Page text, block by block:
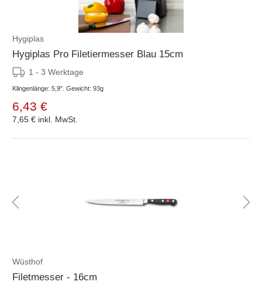
Hygiplas
Hygiplas Pro Filetiermesser Blau 15cm
1 - 3 Werktage
Klingenlänge: 5,9". Gewicht: 93g
6,43 €
7,65 € inkl. MwSt.
Wüsthof
Filetmesser - 16cm